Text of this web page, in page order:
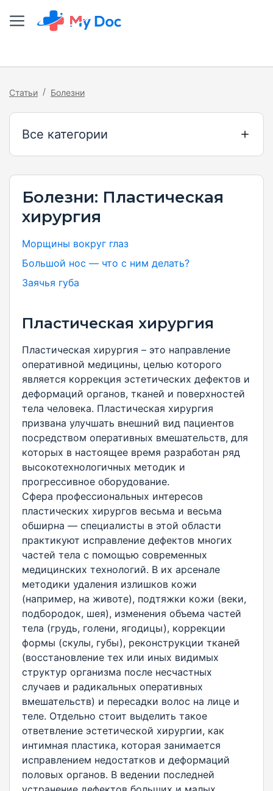
Статьи / Болезни
Все категории
Болезни: Пластическая
хирургия
Морщины вокруг глаз
Большой нос — что с ним делать?
Заячья губа
Пластическая хирургия
Пластическая хирургия – это направление
оперативной медицины, целью которого
является коррекция эстетических дефектов и
деформаций органов, тканей и поверхностей
тела человека. Пластическая хирургия
призвана улучшать внешний вид пациентов
посредством оперативных вмешательств, для
которых в настоящее время разработан ряд
высокотехнологичных методик и
прогрессивное оборудование.
Сфера профессиональных интересов
пластических хирургов весьма и весьма
обширна — специалисты в этой области
практикуют исправление дефектов многих
частей тела с помощью современных
медицинских технологий. В их арсенале
методики удаления излишков кожи
(например, на животе), подтяжки кожи (веки,
подбородок, шея), изменения объема частей
тела (грудь, голени, ягодицы), коррекции
формы (скулы, губы), реконструкции тканей
(восстановление тех или иных видимых
структур организма после несчастных
случаев и радикальных оперативных
вмешательств) и пересадки волос на лице и
теле. Отдельно стоит выделить такое
ответвление эстетической хирургии, как
интимная пластика, которая занимается
исправлением недостатков и деформаций
половых органов. В ведении последней